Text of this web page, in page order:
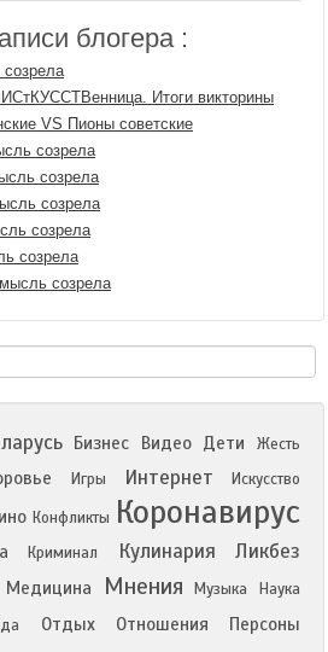
блогера :
Итоги викторины
VS Пионы советские
созрела
созрела
созрела
созрела
созрела
созрела
Бизнес Видео Дети
Жесть
Игры Интернет Искусство
Конфликты Коронавирус
Криминал Кулинария Ликбез
Медицина Мнения Музыка Наука
Отдых Отношения Персоны